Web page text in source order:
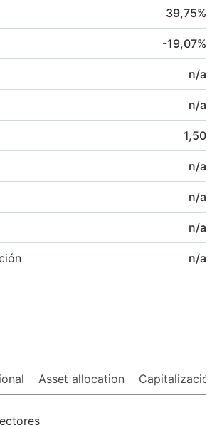
39,75%
-19,07%
n/a
n/a
1,50
n/a
n/a
n/a
n/a
Asset allocation Capitalización